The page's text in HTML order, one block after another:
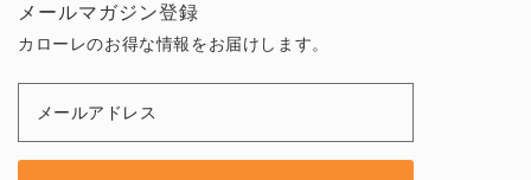
メールマガジン登録
カローレのお得な情報をお届けします。